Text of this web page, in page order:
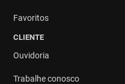
Favoritos
CLIENTE
Ouvidoria
Trabalhe conosco